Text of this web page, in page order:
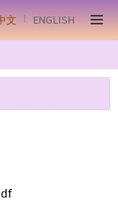
文 ENGLISH